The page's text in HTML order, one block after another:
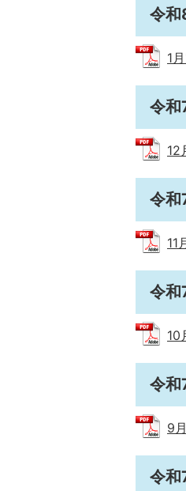
令和
1
令和
12
令和
11
令和
10
令和
9
令和